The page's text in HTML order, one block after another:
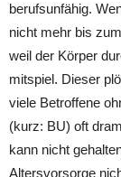
berufsunfähig.
nicht mehr bis
weil der Körper
mitspiel. Dieser
viele Betroffene
(kurz: BU) oft
kann nicht
Altersvorsorge